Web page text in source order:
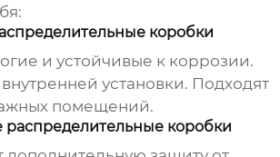
коробки
и устойчивые к коррозии.
установки. Подходят
помещений.
распределительные коробки